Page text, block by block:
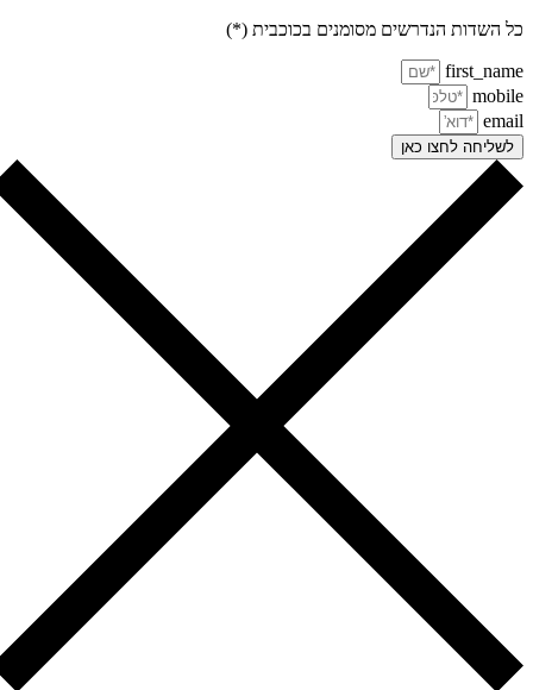
השדות הנדרשים מסומנים בכוכבית (*)
לשליחה לחצו כאן